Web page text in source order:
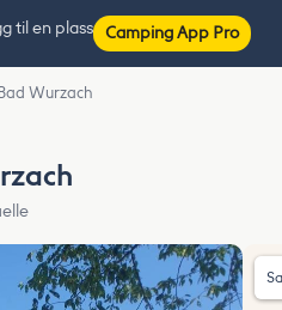
til en plass Camping App Pro
Wurzach